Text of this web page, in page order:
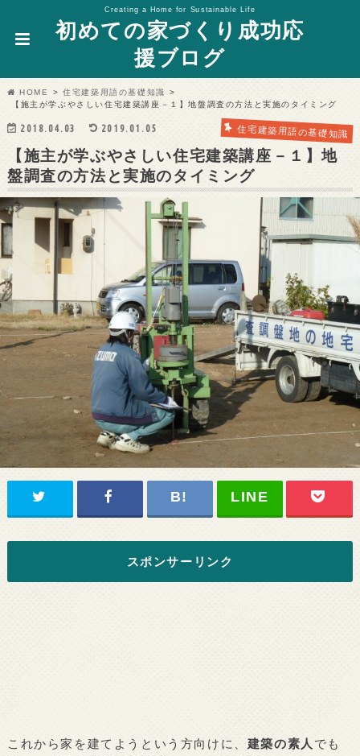
Creating a Home for Sustainable Life
初めての家づくり成功応
援ブログ
HOME
住宅建築用語の基礎知識
【施主が学ぶやさしい住宅建築講座－１】地盤調査の方法と実施のタイミング
2018.04.03 2019.01.05 住宅建築用語の基礎知識
【施主が学ぶやさしい住宅建築講座－１】地
盤調査の方法と実施のタイミング
スポンサーリンク
これから家を建てようという方向けに、 建築の素人 でも